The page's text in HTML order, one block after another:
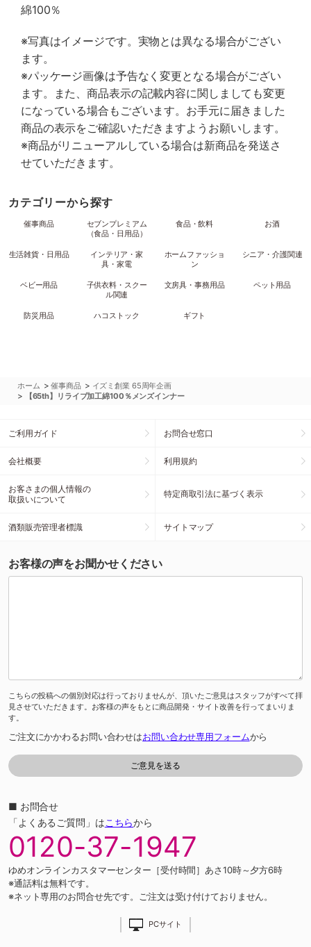
綿100％
※写真はイメージです。実物とは異なる場合がござい
ます。
※パッケージ画像は予告なく変更となる場合がござい
ます。また、商品表示の記載内容に関しましても変更
になっている場合もございます。お手元に届きました
商品の表示をご確認いただきますようお願いします。
※商品がリニューアルしている場合は新商品を発送さ
せていただきます。
カテゴリーから探す
催事商品
セブンプレミアム
（食品・日用品）
食品・飲料 お酒
生活雑貨・日用品
インテリア・家
具・家電
ホームファッショ
ン
シニア・介護関連
ベビー用品
子供衣料・スクー
ル関連
文房具・事務用品 ペット用品
防災用品 ハコストック ギフト
ホーム >催事商品 > イズミ創業 65周年企画
> 【65th】リライブ加工綿100％メンズインナー
ご利用ガイド お問合せ窓口
会社概要 利用規約
お客さまの個人情報の
取扱いについて
特定商取引法に基づく表示
酒類販売管理者標識 サイトマップ
お客様の声をお聞かせください
こちらの投稿への個別対応は行っておりませんが、頂いたご意見はスタッフがすべて拝
見させていただきます。お客様の声をもとに商品開発・サイト改善を行ってまいりま
す。
ご注文にかかわるお問い合わせはお問い合わせ専用フォームから
■ お問合せ
「よくあるご質問」はこちらから
0120-37-1947
ゆめオンラインカスタマーセンター［受付時間］あさ10時～夕方6時
※通話料は無料です。
※ネット専用のお問合せ先です。ご注文は受け付けておりません。
PCサイト